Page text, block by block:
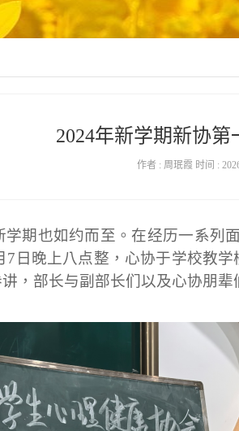
2024年新学期新协第
作者 : 周珉霞 时间 :
期也如约而至。在经历一系列
7日晚上八点整，心协于学校教学
，部长与副部长们以及心协朋辈